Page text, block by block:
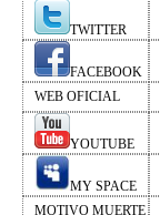
TWITTER
FACEBOOK
WEB OFICIAL
YOUTUBE
MY SPACE
MOTIVO MUERTE